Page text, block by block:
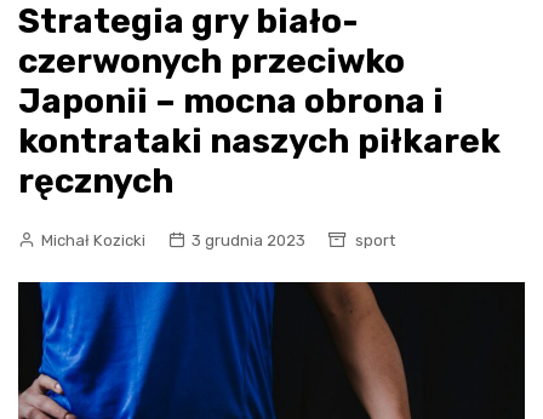
Strategia gry biało-
czerwonych przeciwko
Japonii – mocna obrona i
kontrataki naszych piłkarek
ręcznych
Michał Kozicki 3 grudnia 2023 sport